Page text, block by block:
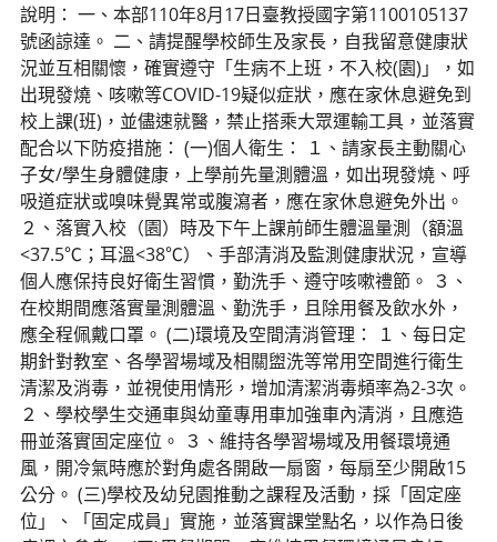
說明： 一、本部110年8月17日臺教授國字第1100105137
號函諒達。 二、請提醒學校師生及家長，自我留意健康狀
況並互相關懷，確實遵守「生病不上班，不入校(園)」，如
出現發燒、咳嗽等COVID-19疑似症狀，應在家休息避免到
校上課(班)，並儘速就醫，禁止搭乘大眾運輸工具，並落實
配合以下防疫措施： (一)個人衛生： １、請家長主動關心
子女/學生身體健康，上學前先量測體溫，如出現發燒、呼
吸道症狀或嗅味覺異常或腹瀉者，應在家休息避免外出。
２、落實入校（園）時及下午上課前師生體溫量測（額溫
<37.5℃；耳溫<38℃）、手部清消及監測健康狀況，宣導
個人應保持良好衛生習慣，勤洗手、遵守咳嗽禮節。 ３、
在校期間應落實量測體溫、勤洗手，且除用餐及飲水外，
應全程佩戴口罩。 (二)環境及空間清消管理： １、每日定
期針對教室、各學習場域及相關盥洗等常用空間進行衛生
清潔及消毒，並視使用情形，增加清潔消毒頻率為2-3次。
２、學校學生交通車與幼童專用車加強車內清消，且應造
冊並落實固定座位。 ３、維持各學習場域及用餐環境通
風，開冷氣時應於對角處各開啟一扇窗，每扇至少開啟15
公分。 (三)學校及幼兒園推動之課程及活動，採「固定座
位」、「固定成員」實施，並落實課堂點名，以作為日後